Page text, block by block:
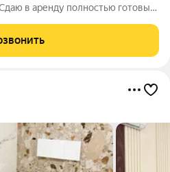
в аренду полностью готовый
Удобно добираться по
и